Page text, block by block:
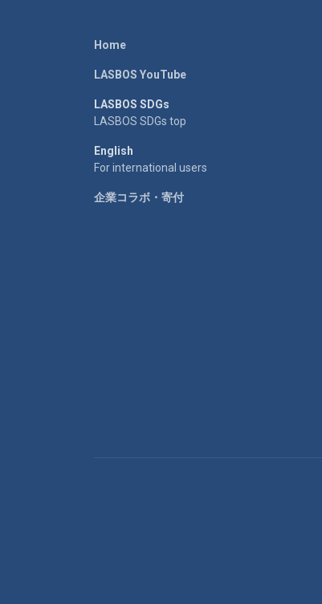
Home
LASBOS YouTube
LASBOS SDGs
LASBOS SDGs top
English
For international users
企業コラボ・寄付